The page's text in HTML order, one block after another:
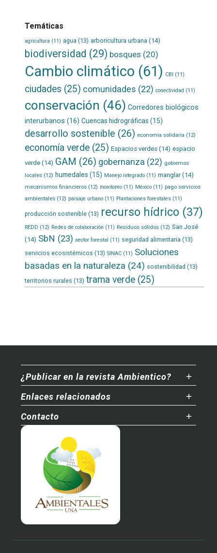
Temáticas
agricultura (11) agua (13) arboricultura urbana(14)
biodiversidad (29) bosques (20)
Cambio climático (61) CBI (11)
ciudades (25) comunidades (22) conectividad (11)
conservación (46) Corredores biológicos
interurbanos (16) Cuencas hidrográficas (15)
desarrollo sostenible (26) economía solidaria (12)
economía verde(25) Espacios verdes(14) espacio
verde(14) GAM (26) gobernanza (22) gobiernos
locales(12) humedales (15) Manejo integrado(11) manglar(14)
mecanismos financieros(12) monitoreo(11) México(11) pago servicios
ambientales(12) paisaje urbano(11) Plantaciones forestales(11)
producción sostenible(13) recurso hídrico(37)
REDD (12) Redes de colaboración (11) Residuos sólidos(12) San José
(14) SbN (23) sector forestal (11) seguridad alimentaria (13)
servicios ecosistémicos (13) SINAC(11) Soluciones
basadas en la naturaleza (24) sostenibilidad (13)
territorios rurales (13) trama verde(25)
¿Publicar en la revista Ambientico?
Enlaces relacionados
Contacto